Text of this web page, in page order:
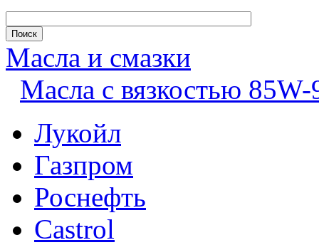
Масла и смазки
Масла с вязкостью
Лукойл
Газпром
Роснефть
Castrol